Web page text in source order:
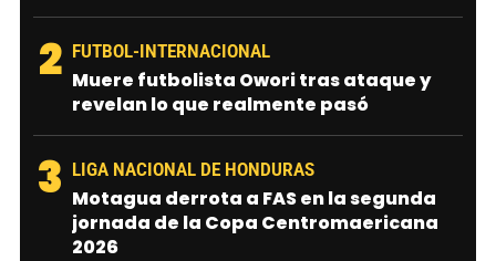
2 FUTBOL-INTERNACIONAL
Muere futbolista Owori tras ataque y
revelan lo que realmente pasó
3 LIGA NACIONAL DE HONDURAS
Motagua derrota a FAS en la segunda
jornada de la Copa Centromaericana
2026